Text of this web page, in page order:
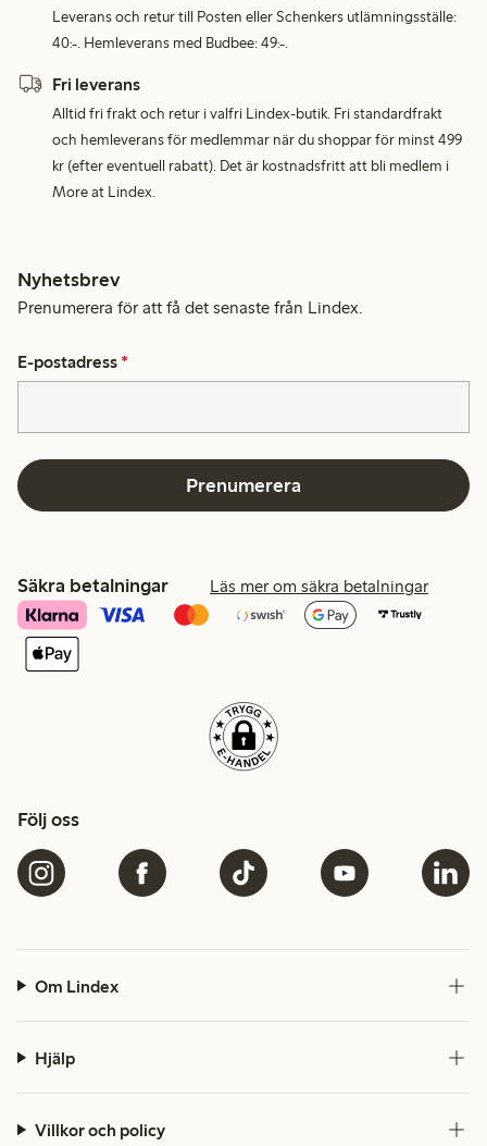
Leverans och retur till Posten eller Schenkers utlämningsställe:
40:-. Hemleverans med Budbee: 49:-.
Fri leverans
Alltid fri frakt och retur i valfri Lindex-butik. Fri standardfrakt
och hemleverans för medlemmar när du shoppar för minst 499
kr (efter eventuell rabatt). Det är kostnadsfritt att bli medlem i
More at Lindex.
Nyhetsbrev
Prenumerera för att få det senaste från Lindex.
E-postadress *
Prenumerera
Säkra betalningar Läs mer om säkra betalningar
Följ oss
Om Lindex
Hjälp
Villkor och policy